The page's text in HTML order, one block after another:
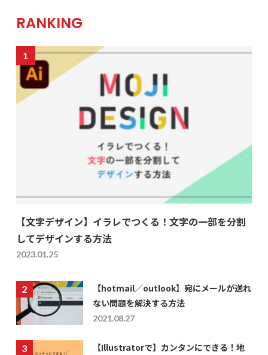
RANKING
【文字デザイン】イラレでつくる！文字の一部を分割
してデザインする方法
2023.01.25
【hotmail／outlook】宛にメールが送れ
ない問題を解決する方法
2021.08.27
【Illustratorで】カンタンにできる！地